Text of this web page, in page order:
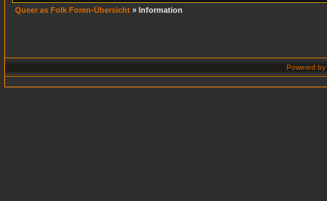
Queer as Folk Foren-Übersicht » Information
Powered by